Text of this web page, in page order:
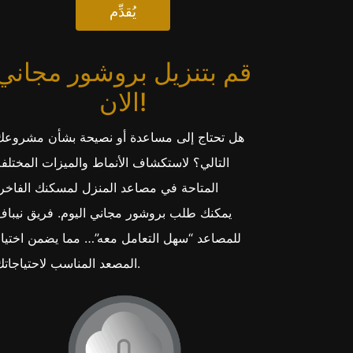
يُقدِّم
قم بتنزيل بروشور
الان!
هل تحتاج إلى مساعدة أو نصيحة بشأن
التالي؟ لاستكشاف الأنماط والميزات
المتاحة في مصاعد المنزل لمسكنك
يمكنك طلب بروشور مجاني اليوم. فريق
للمصاعد “سهل التعامل معه”… مما يضمن
المصعد المناسب لاحتياجاتك.